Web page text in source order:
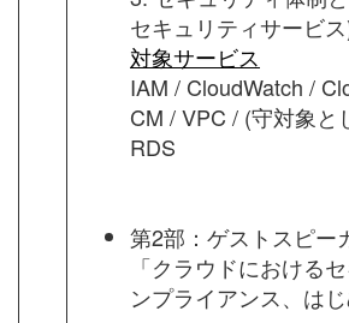
セキュリティサービ
対象サービス
IAM / CloudWatch /
CM / VPC / (守対象と
RDS
第2部：ゲストスピー
「クラウドにおける
ンプライアンス、はじ